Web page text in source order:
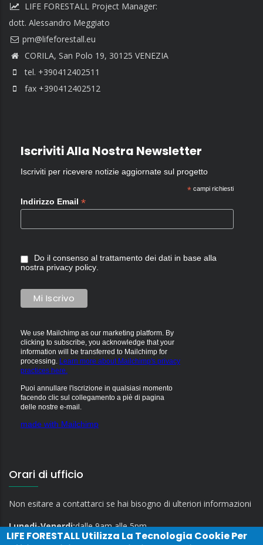
LIFE FORESTALL Project Manager:
dott. Alessandro Meggiato
CORILA, San Polo 19, 30125 VENEZIA
tel. +390412402511
fax +390412402512
Iscriviti Alla Nostra Newsletter
Iscriviti per ricevere notizie aggiornate sul progetto
*campi richiesti
Indirizzo Email *
Do il consenso al trattamento dei dati in base alla
nostra privacy policy.
We use Mailchimp as our marketing platform. By
clicking to subscribe, you acknowledge that your
information will be transferred to Mailchimp for
processing. Learn more about Mailchimp's privacy
practices here.
Puoi annullare l'iscrizione in qualsiasi momento
facendo clic sul collegamento a piè di pagina
delle nostre e-mail.
made with Mailchimp
Orari di ufficio
Non esitare a contattarci se hai bisogno di ulteriori informazioni
Lunedi-Venerdi:dalle 9am alle 5pm
LIFE FORESTALLUtilizza La Tecnologia Cookie Per